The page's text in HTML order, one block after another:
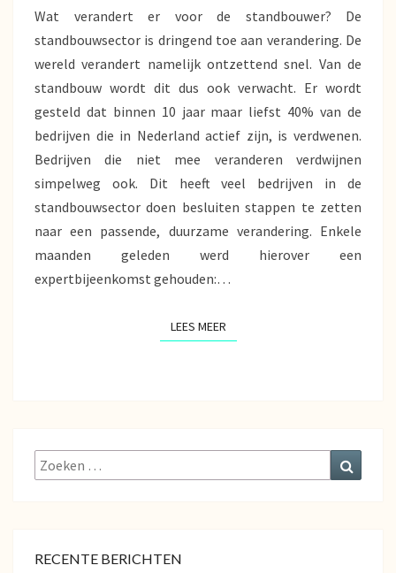
Wat verandert er voor de standbouwer? De
standbouwsector is dringend toe aan verandering. De
wereld verandert namelijk ontzettend snel. Van de
standbouw wordt dit dus ook verwacht. Er wordt
gesteld dat binnen 10 jaar maar liefst 40% van de
bedrijven die in Nederland actief zijn, is verdwenen.
Bedrijven die niet mee veranderen verdwijnen
simpelweg ook. Dit heeft veel bedrijven in de
standbouwsector doen besluiten stappen te zetten
naar een passende, duurzame verandering. Enkele
maanden geleden werd hierover een
expertbijeenkomst gehouden:…
LEES MEERLEES MEER
Zoeken
naar:
RECENTE BERICHTEN